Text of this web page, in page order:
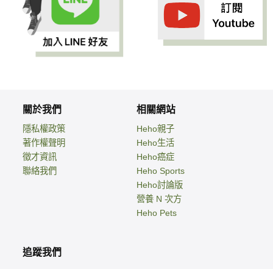
關於我們
隱私權政策
著作權聲明
徵才資訊
聯絡我們
相關網站
Heho親子
Heho生活
Heho癌症
Heho Sports
Heho討論版
營養 N 次方
Heho Pets
追蹤我們